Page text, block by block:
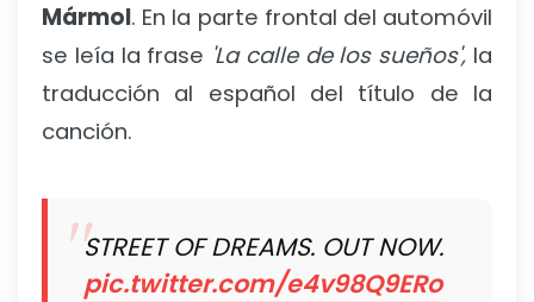
Mármol. En la parte frontal del automóvil
se leía la frase 'La calle de los sueños', la
traducción al español del título de la
canción.
STREET OF DREAMS. OUT NOW.
pic.twitter.com/e4v98Q9ERo